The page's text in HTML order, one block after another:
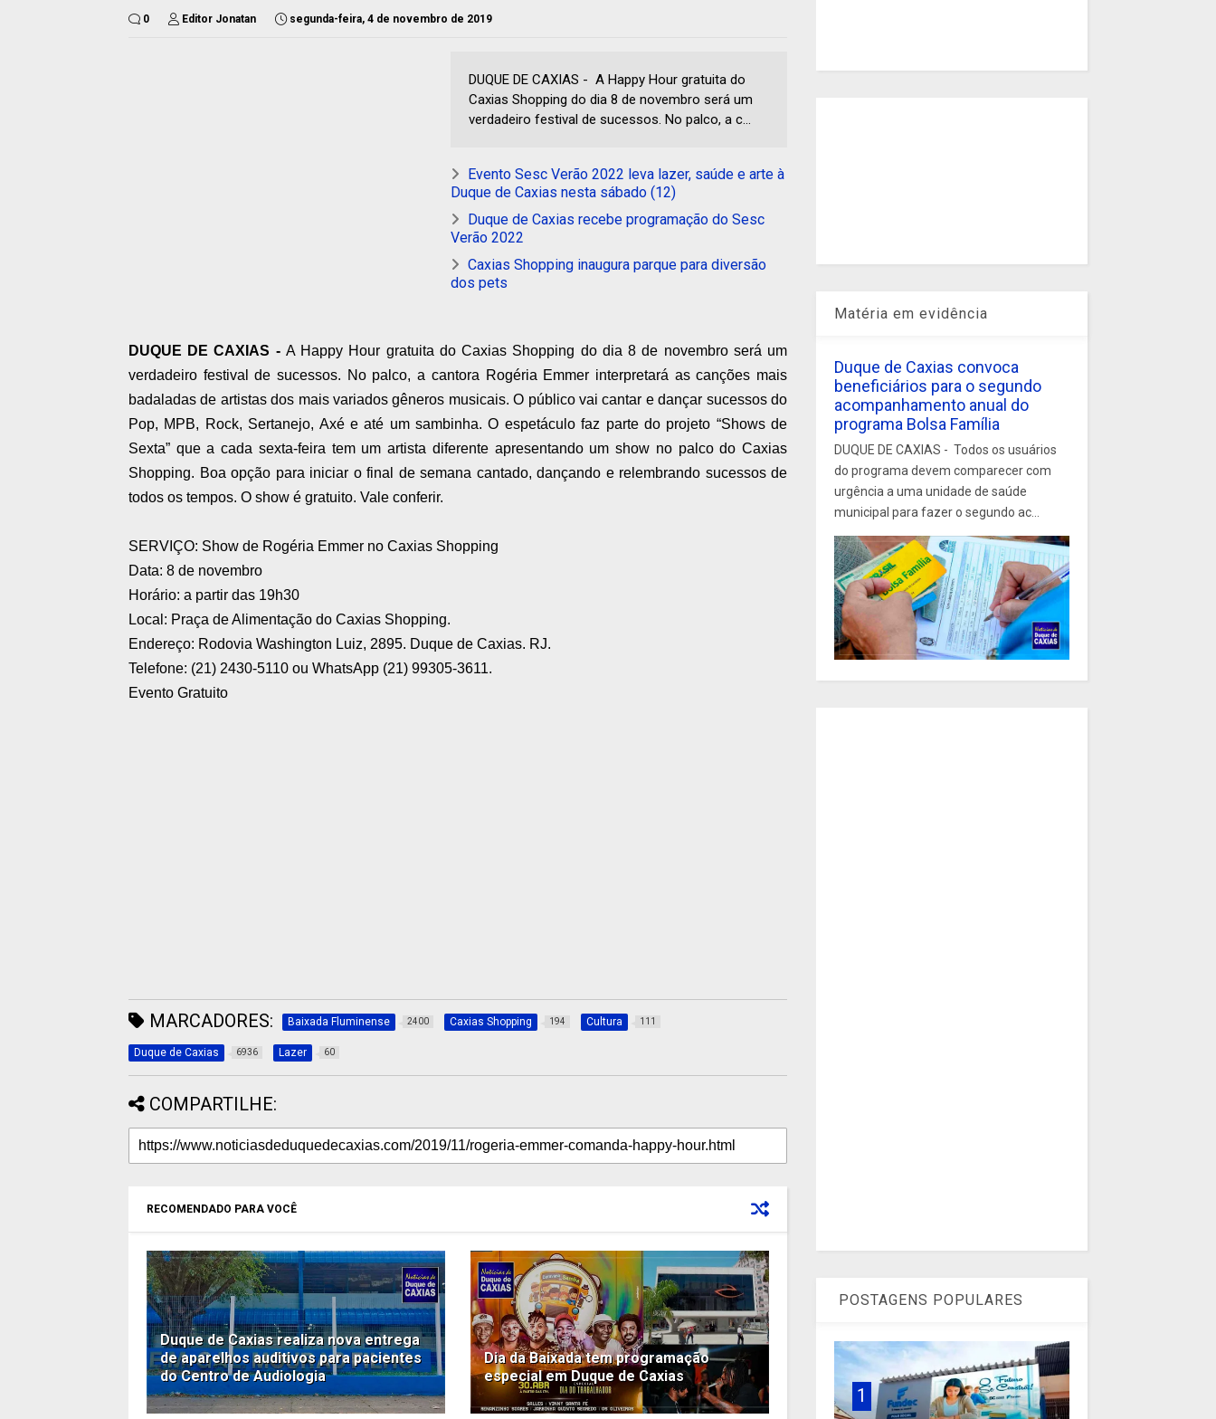
0 Editor Jonatan segunda-feira, 4 de novembro de 2019
DUQUE DE CAXIAS - A Happy Hour gratuita do
Caxias Shopping do dia 8 de novembro será um
verdadeiro festival de sucessos. No palco, a c...
Evento Sesc Verão 2022 leva lazer, saúde e arte à
Duque de Caxias nesta sábado (12)
Duque de Caxias recebe programação do Sesc
Verão 2022
Caxias Shopping inaugura parque para diversão
dos pets
DUQUE DE CAXIAS - A Happy Hour gratuita do Caxias Shopping do dia 8 de novembro será um
verdadeiro festival de sucessos. No palco, a cantora Rogéria Emmer interpretará as canções mais
badaladas de artistas dos mais variados gêneros musicais. O público vai cantar e dançar sucessos do
Pop, MPB, Rock, Sertanejo, Axé e até um sambinha. O espetáculo faz parte do projeto “Shows de
Sexta” que a cada sexta-feira tem um artista diferente apresentando um show no palco do Caxias
Shopping. Boa opção para iniciar o final de semana cantado, dançando e relembrando sucessos de
todos os tempos. O show é gratuito. Vale conferir.
SERVIÇO: Show de Rogéria Emmer no Caxias Shopping
Data: 8 de novembro
Horário: a partir das 19h30
Local: Praça de Alimentação do Caxias Shopping.
Endereço: Rodovia Washington Luiz, 2895. Duque de Caxias. RJ.
Telefone: (21) 2430-5110 ou WhatsApp (21) 99305-3611.
Evento Gratuito
MARCADORES: Baixada Fluminense 2400 Caxias Shopping 194 Cultura 111
Duque de Caxias 6936 Lazer 60
COMPARTILHE:
RECOMENDADO PARA VOCÊ
Duque de Caxias realiza nova entrega
de aparelhos auditivos para pacientes
do Centro de Audiologia
Dia da Baixada tem programação
especial em Duque de Caxias
Matéria em evidência
Duque de Caxias convoca
beneficiários para o segundo
acompanhamento anual do
programa Bolsa Família
DUQUE DE CAXIAS - Todos os usuários
do programa devem comparecer com
urgência a uma unidade de saúde
municipal para fazer o segundo ac...
POSTAGENS POPULARES
1